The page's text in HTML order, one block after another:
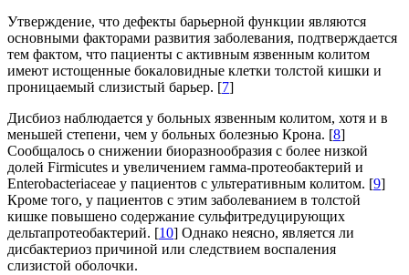
Утверждение, что дефекты барьерной функции являются
основными факторами развития заболевания, подтверждается
тем фактом, что пациенты с активным язвенным колитом
имеют истощенные бокаловидные клетки толстой кишки и
проницаемый слизистый барьер. [7]
Дисбиоз наблюдается у больных язвенным колитом, хотя и в
меньшей степени, чем у больных болезнью Крона. [8]
Сообщалось о снижении биоразнообразия с более низкой
долей Firmicutes и увеличением гамма-протеобактерий и
Enterobacteriaceae у пациентов с ультеративным колитом. [9]
Кроме того, у пациентов с этим заболеванием в толстой
кишке повышено содержание сульфитредуцирующих
дельтапротеобактерий. [10] Однако неясно, является ли
дисбактериоз причиной или следствием воспаления
слизистой оболочки.